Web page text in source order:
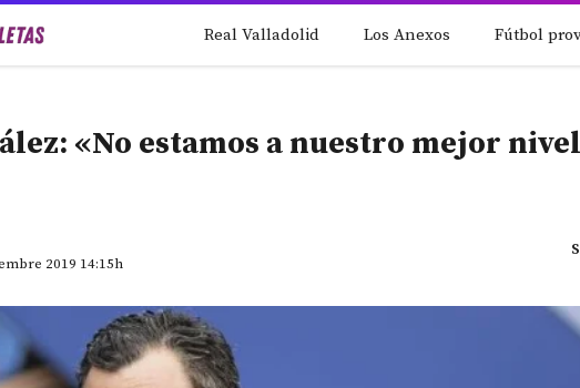
Real Valladolid Los Anexos Fútbol
«No estamos a nuestro mejor nivel
2019 14:15h